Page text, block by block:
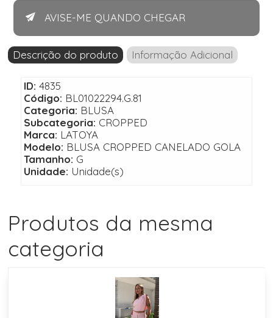
AVISE-ME QUANDO CHEGAR
Descrição do produto Informação Adicional
ID: 4835
Código: BL01022294.G.81
Categoria: BLUSA
Subcategoria: CROPPED
Marca: LATOYA
Modelo: BLUSA CROPPED CANELADO GOLA
Tamanho: G
Unidade: Unidade(s)
Produtos da mesma
categoria